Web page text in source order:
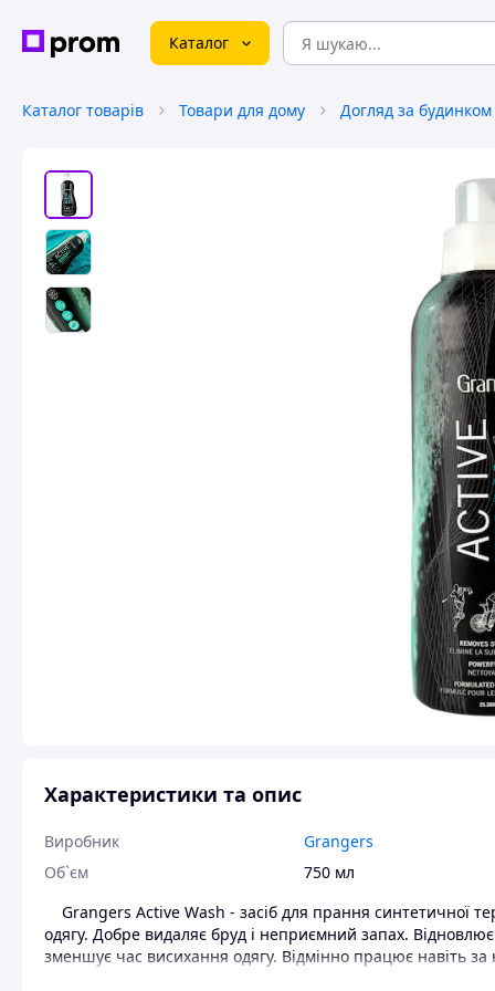
Каталог
Каталог товарів Товари для дому Догляд за будинком
Характеристики та опис
Виробник
Grangers
Об`єм
750 мл
Grangers Active Wash - засіб для прання синтетичної
одягу. Добре видаляє бруд і неприємний запах. Відновлює
зменшує час висихання одягу. Відмінно працює навіть